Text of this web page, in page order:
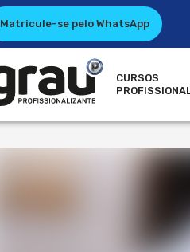
Matricule-se pelo WhatsApp
CURSOS